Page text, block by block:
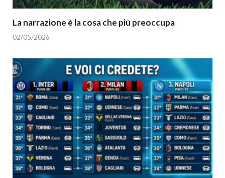
La narrazione è la cosa che più preoccupa
02/05/2026